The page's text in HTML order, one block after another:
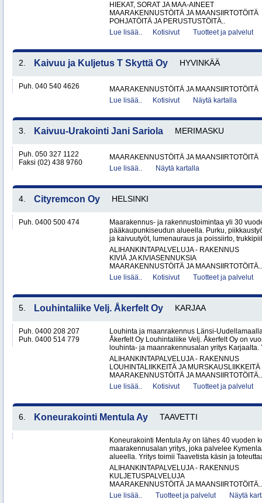
HIEKAT, SORAT JA MAA-AINEET
MAARAKENNUSTÖITÄ JA MAANSIIRTOTÖITÄ
POHJATÖITÄ JA PERUSTUSTÖITÄ..
Lue lisää..
Kotisivut Tuotteet ja palvelut
2. Kaivuu ja Kuljetus T Skyttä Oy HYVINKÄÄ
Puh. 040 540 4626
MAARAKENNUSTÖITÄ JA MAANSIIRTOTÖITÄ
Lue lisää..
Kotisivut Näytä kartalla
3. Kaivuu-Urakointi Jani Sariola MERIMASKU
Puh. 050 327 1122
Faksi (02) 438 9760
MAARAKENNUSTÖITÄ JA MAANSIIRTOTÖITÄ
Lue lisää..
Näytä kartalla
4. Cityremcon Oy HELSINKI
Puh. 0400 500 474
Maarakennus- ja rakennustoimintaa yli 30
pääkaupunkiseudun alueella. Purku,
ja kaivuutyöt, lumenauraus ja poissiirto,
ALIHANKINTAPALVELUJA - RAKENNUS
KIVIÄ JA KIVIASENNUKSIA
MAARAKENNUSTÖITÄ JA MAANSIIRTOTÖITÄ..
Lue lisää..
Kotisivut Tuotteet ja palvelut
5. Louhintaliike Velj. Åkerfelt Oy KARJAA
Puh. 0400 208 207
Puh. 0400 514 779
Louhinta ja maanrakennus Länsi-
Åkerfelt Oy Louhintaliike Velj. Åkerfelt Oy on
louhinta- ja maanrakennusalan yritys Karjaalta.
ALIHANKINTAPALVELUJA - RAKENNUS
LOUHINTALIIKKEITÄ JA MURSKAUSLIIKKEITÄ
MAARAKENNUSTÖITÄ JA MAANSIIRTOTÖITÄ..
Lue lisää..
Kotisivut Tuotteet ja palvelut
6. Koneurakointi Mentula Ay TAAVETTI
Koneurakointi Mentula Ay on lähes 40 vuoden
maarakennusalan yritys, joka palvelee
alueella. Yritys toimii Taavetista käsin ja
ALIHANKINTAPALVELUJA - RAKENNUS
KULJETUSPALVELUJA
MAARAKENNUSTÖITÄ JA MAANSIIRTOTÖITÄ..
Lue lisää..
Tuotteet ja palvelut Näytä